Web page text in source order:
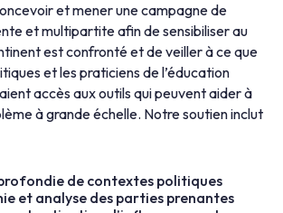
et mener une campagne de
et multipartite afin de sensibiliser au
est confronté et de veiller à ce que
et les praticiens de l’éducation
accès aux outils qui peuvent aider à
à grande échelle. Notre soutien inclut
de contextes politiques
et analyse des parties prenantes